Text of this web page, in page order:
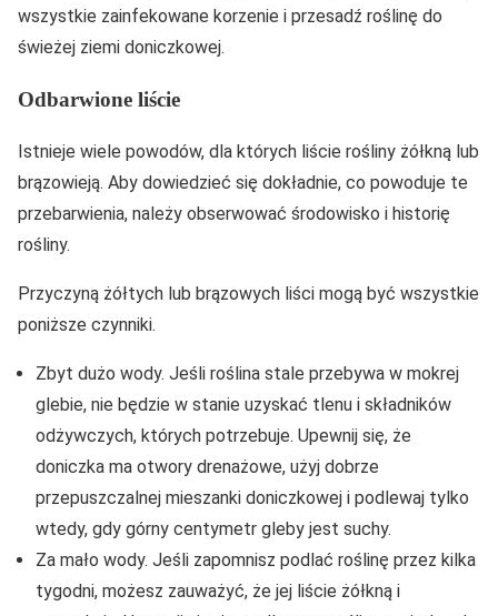
wszystkie zainfekowane korzenie i przesadź roślinę do
świeżej ziemi doniczkowej.
Odbarwione liście
Istnieje wiele powodów, dla których liście rośliny żółkną lub
brązowieją. Aby dowiedzieć się dokładnie, co powoduje te
przebarwienia, należy obserwować środowisko i historię
rośliny.
Przyczyną żółtych lub brązowych liści mogą być wszystkie
poniższe czynniki.
Zbyt dużo wody. Jeśli roślina stale przebywa w mokrej
glebie, nie będzie w stanie uzyskać tlenu i składników
odżywczych, których potrzebuje. Upewnij się, że
doniczka ma otwory drenażowe, użyj dobrze
przepuszczalnej mieszanki doniczkowej i podlewaj tylko
wtedy, gdy górny centymetr gleby jest suchy.
Za mało wody. Jeśli zapomnisz podlać roślinę przez kilka
tygodni, możesz zauważyć, że jej liście żółkną i